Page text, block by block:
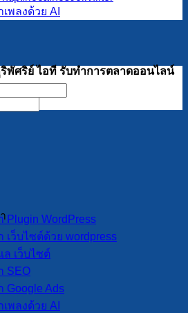
พลงด้วย AI
พัศริย์ ไอที รับทำการตลาดออนไลน์
Plugin WordPress
เว็บไซต์ด้วย wordpress
เว็บไซต์
SEO
Google Ads
พลงด้วย AI